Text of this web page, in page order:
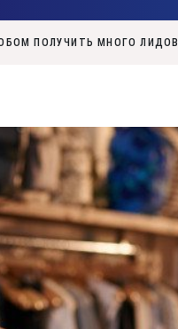
ПОЛУЧИТЬ МНОГО ЛИДОВ